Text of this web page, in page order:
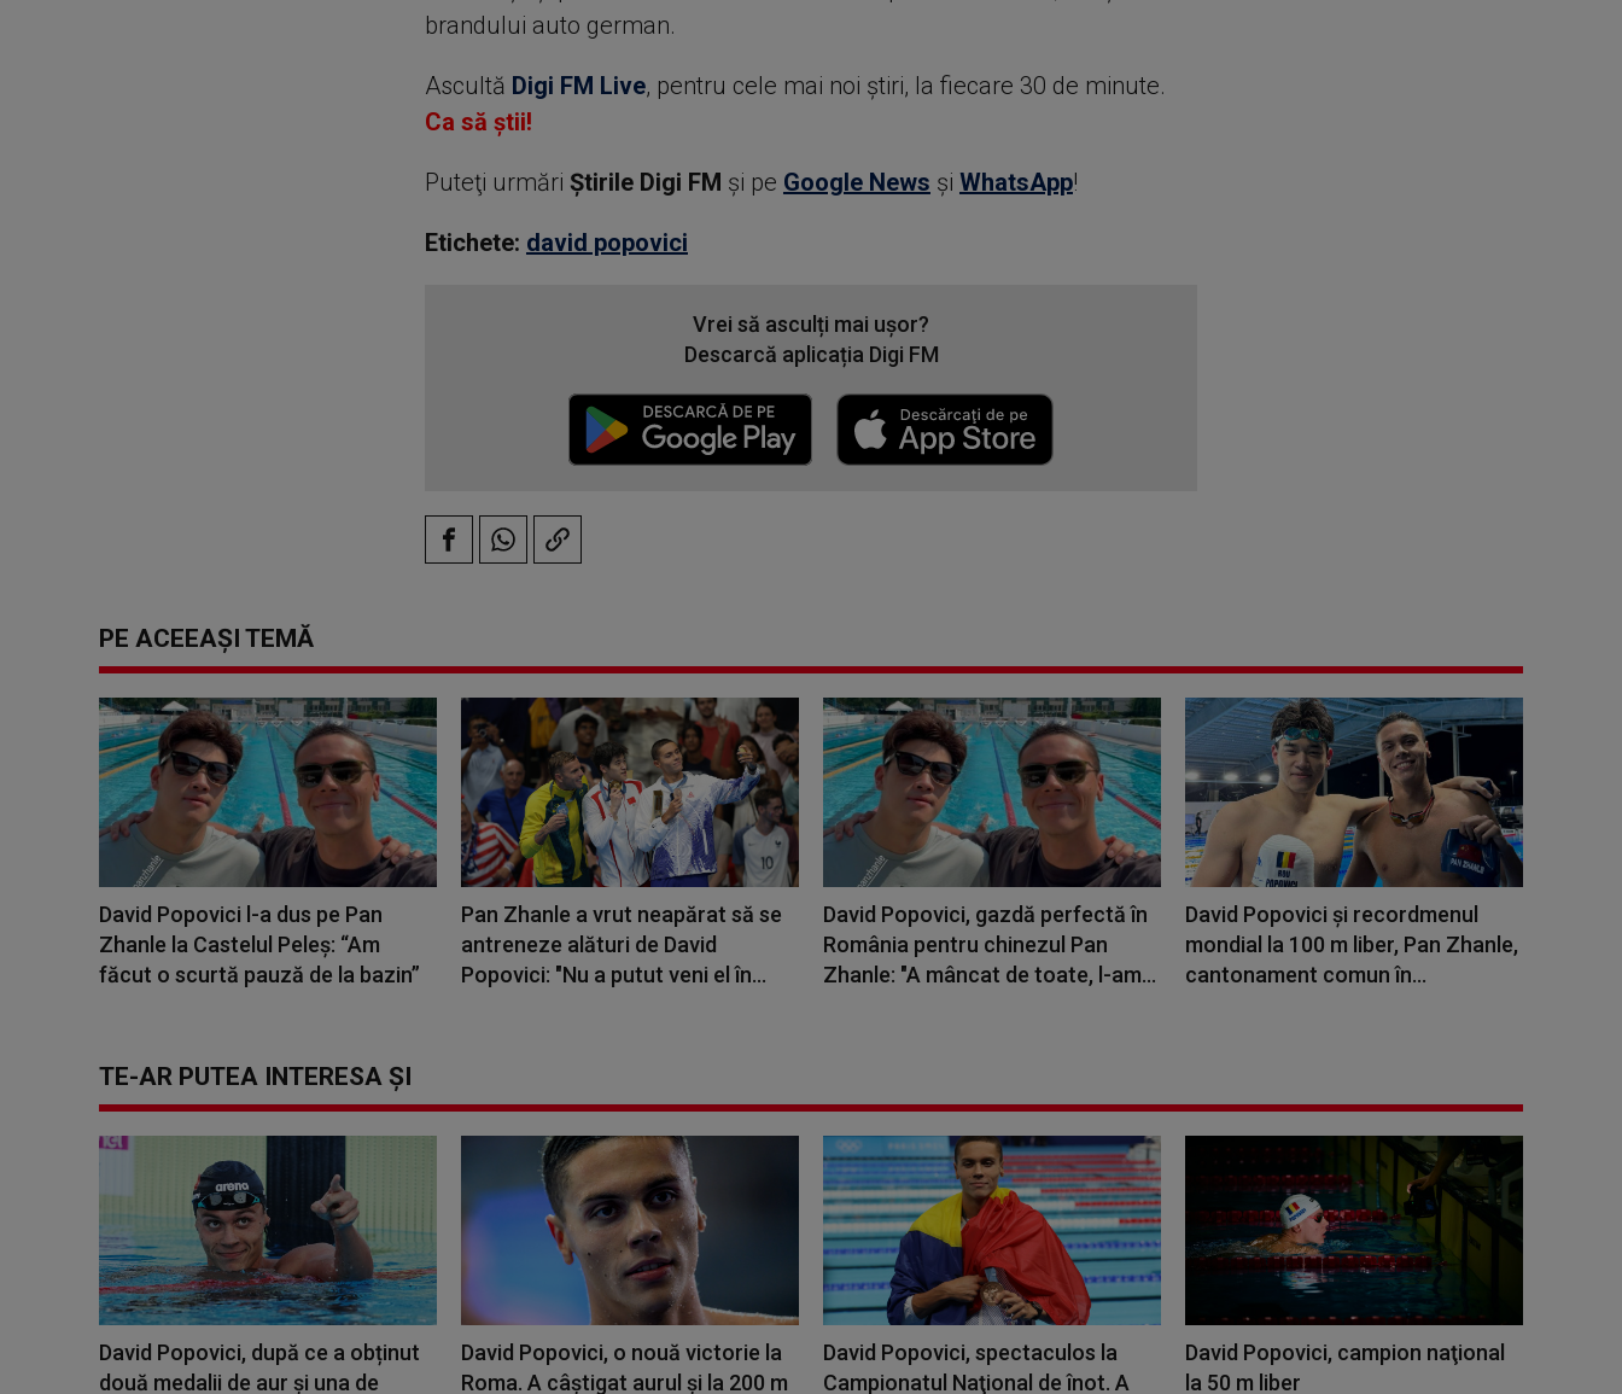
brandului auto german.
Ascultă Digi FM Live, pentru cele mai noi știri, la fiecare 30 de minute.
Ca să știi!
Puteţi urmări Știrile Digi FM şi pe Google News şi WhatsApp!
Etichete: david popovici
Vrei să asculți mai ușor?
Descarcă aplicația Digi FM
PE ACEEAȘI TEMĂ
David Popovici l-a dus pe Pan
Zhanle la Castelul Peleş: “Am
făcut o scurtă pauză de la bazin”
Pan Zhanle a vrut neapărat să se
antreneze alături de David
Popovici: "Nu a putut veni el în...
David Popovici, gazdă perfectă în
România pentru chinezul Pan
Zhanle: "A mâncat de toate, l-am...
David Popovici și recordmenul
mondial la 100 m liber, Pan Zhanle,
cantonament comun în...
TE-AR PUTEA INTERESA ȘI
David Popovici, după ce a obținut
două medalii de aur și una de
David Popovici, o nouă victorie la
Roma. A câştigat aurul şi la 200 m
David Popovici, spectaculos la
Campionatul Naţional de înot. A
David Popovici, campion naţional
la 50 m liber